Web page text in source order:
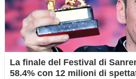
La finale del Festival di
58.4% con 12 milioni di